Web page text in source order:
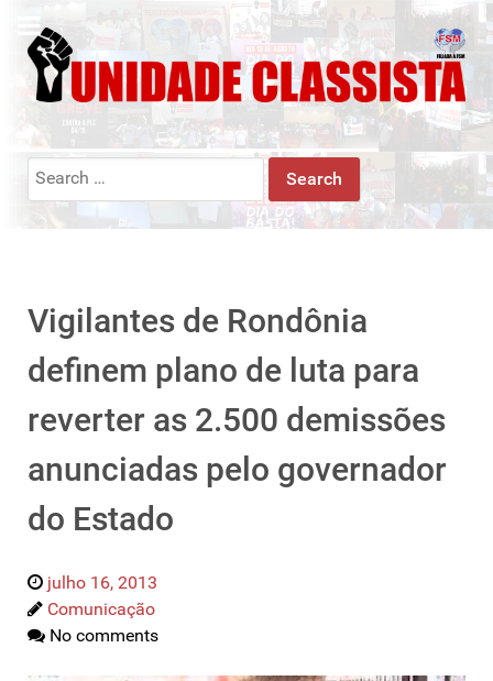
Search
Vigilantes de Rondônia
definem plano de luta para
reverter as 2.500 demissões
anunciadas pelo governador
do Estado
julho 16, 2013
Comunicação
No comments